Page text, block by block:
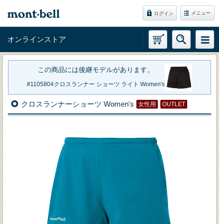
ログイン メニュー
オンラインストア
この商品には後継モデルがあります。
1105804クロスランナー ショーツ ライト Women's
クロスランナーショーツ Women's 女性用 OUTLET